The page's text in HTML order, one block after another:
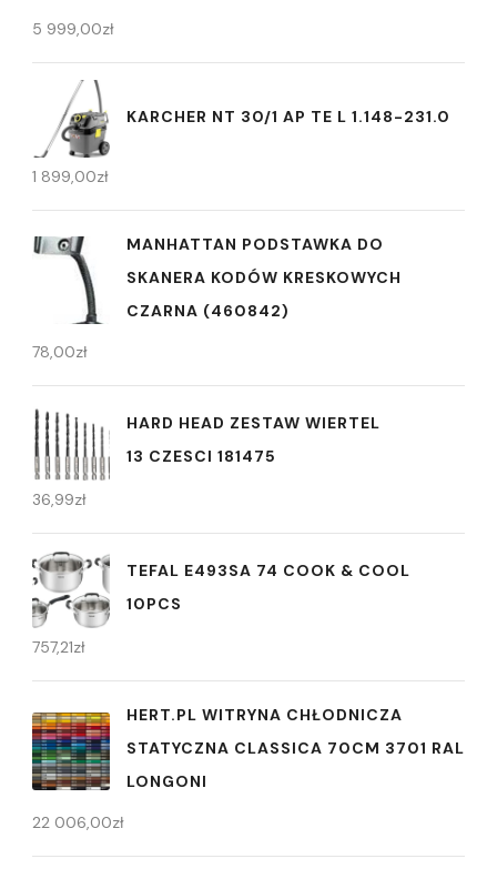
5 999,00zł
KARCHER NT 30/1 AP TE L 1.148-231.0
1 899,00zł
MANHATTAN PODSTAWKA DO
SKANERA KODÓW KRESKOWYCH
CZARNA (460842)
78,00zł
HARD HEAD ZESTAW WIERTEL
13 CZESCI 181475
36,99zł
TEFAL E493SA 74 COOK & COOL
10PCS
757,21zł
HERT.PL WITRYNA CHŁODNICZA
STATYCZNA CLASSICA 70CM 3701 RAL
LONGONI
22 006,00zł